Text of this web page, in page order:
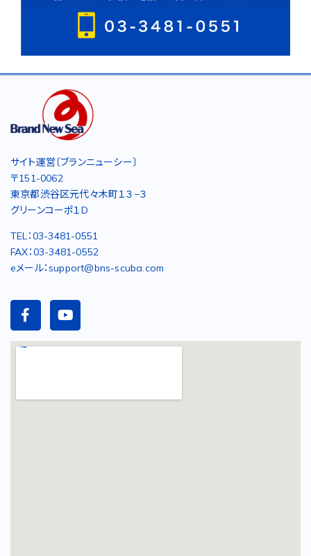
サイト運営〔ブランニューシー〕
〒151-0062
東京都渋谷区元代々木町１３−３
グリーンコーポ１D
TEL：03-3481-0551
FAX：03-3481-0552
eメール：support@bns-scuba.com